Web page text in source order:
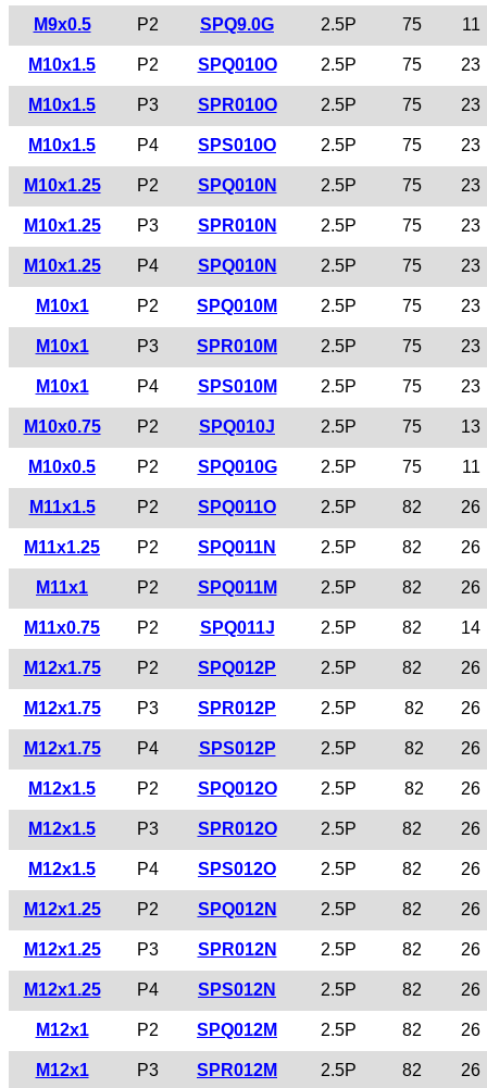
M9x0.5 P2 SPQ9.0G 2.5P 75 11
M10x1.5 P2 SPQ010O 2.5P 75 23
M10x1.5 P3 SPR010O 2.5P 75 23
M10x1.5 P4 SPS010O 2.5P 75 23
M10x1.25 P2 SPQ010N 2.5P 75 23
M10x1.25 P3 SPR010N 2.5P 75 23
M10x1.25 P4 SPQ010N 2.5P 75 23
M10x1 P2 SPQ010M 2.5P 75 23
M10x1 P3 SPR010M 2.5P 75 23
M10x1 P4 SPS010M 2.5P 75 23
M10x0.75 P2 SPQ010J 2.5P 75 13
M10x0.5 P2 SPQ010G 2.5P 75 11
M11x1.5 P2 SPQ011O 2.5P 82 26
M11x1.25 P2 SPQ011N 2.5P 82 26
M11x1 P2 SPQ011M 2.5P 82 26
M11x0.75 P2 SPQ011J 2.5P 82 14
M12x1.75 P2 SPQ012P 2.5P 82 26
M12x1.75 P3 SPR012P 2.5P 82 26
M12x1.75 P4 SPS012P 2.5P 82 26
M12x1.5 P2 SPQ012O 2.5P 82 26
M12x1.5 P3 SPR012O 2.5P 82 26
M12x1.5 P4 SPS012O 2.5P 82 26
M12x1.25 P2 SPQ012N 2.5P 82 26
M12x1.25 P3 SPR012N 2.5P 82 26
M12x1.25 P4 SPS012N 2.5P 82 26
M12x1 P2 SPQ012M 2.5P 82 26
M12x1 P3 SPR012M 2.5P 82 26